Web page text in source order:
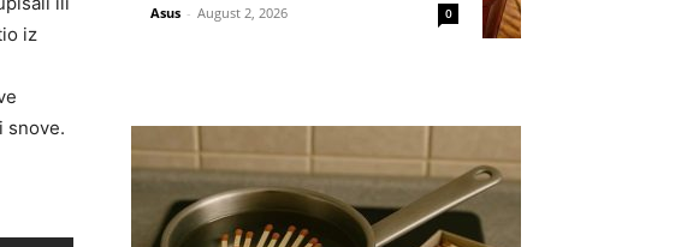
iz
snove.
Asus - August 2, 2026 0